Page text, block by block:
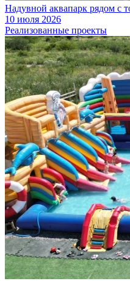
Надувной аквапарк рядом с
10 июля 2026
Реализованные проекты